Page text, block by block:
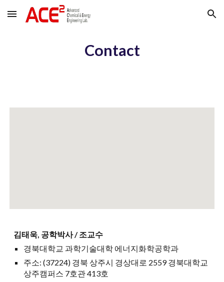
Skip to main content Skip to navigation
Contact
김태욱, 공학박사 /조교수
경북대학교 과학기술대학 에너지화학공학과
주소: (37224) 경북 상주시 경상대로 2559 경북대학교
상주캠퍼스 7호관 413호